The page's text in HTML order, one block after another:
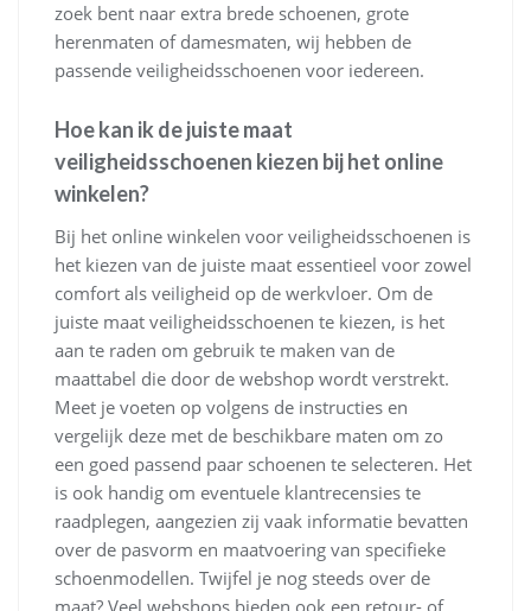
zoek bent naar extra brede schoenen, grote
herenmaten of damesmaten, wij hebben de
passende veiligheidsschoenen voor iedereen.
Hoe kan ik de juiste maat
veiligheidsschoenen kiezen bij het online
winkelen?
Bij het online winkelen voor veiligheidsschoenen is
het kiezen van de juiste maat essentieel voor zowel
comfort als veiligheid op de werkvloer. Om de
juiste maat veiligheidsschoenen te kiezen, is het
aan te raden om gebruik te maken van de
maattabel die door de webshop wordt verstrekt.
Meet je voeten op volgens de instructies en
vergelijk deze met de beschikbare maten om zo
een goed passend paar schoenen te selecteren. Het
is ook handig om eventuele klantrecensies te
raadplegen, aangezien zij vaak informatie bevatten
over de pasvorm en maatvoering van specifieke
schoenmodellen. Twijfel je nog steeds over de
maat? Veel webshops bieden ook een retour- of